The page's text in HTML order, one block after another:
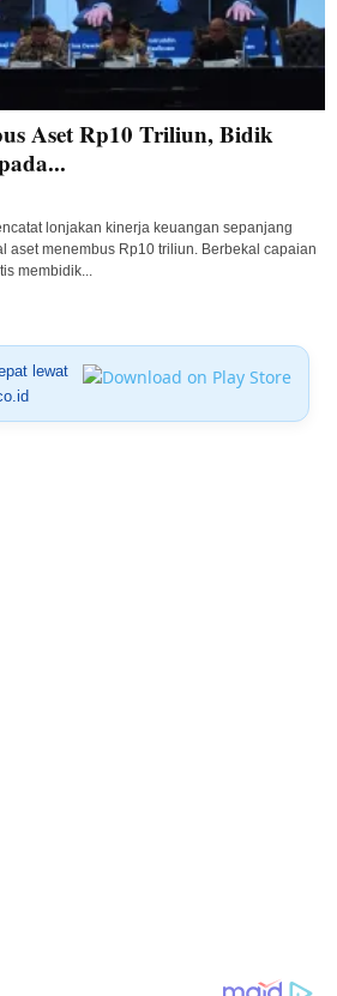
Aset Rp10 Triliun, Bidik
lonjakan kinerja keuangan sepanjang
aset menembus Rp10 triliun. Berbekal capaian
membidik...
lewat